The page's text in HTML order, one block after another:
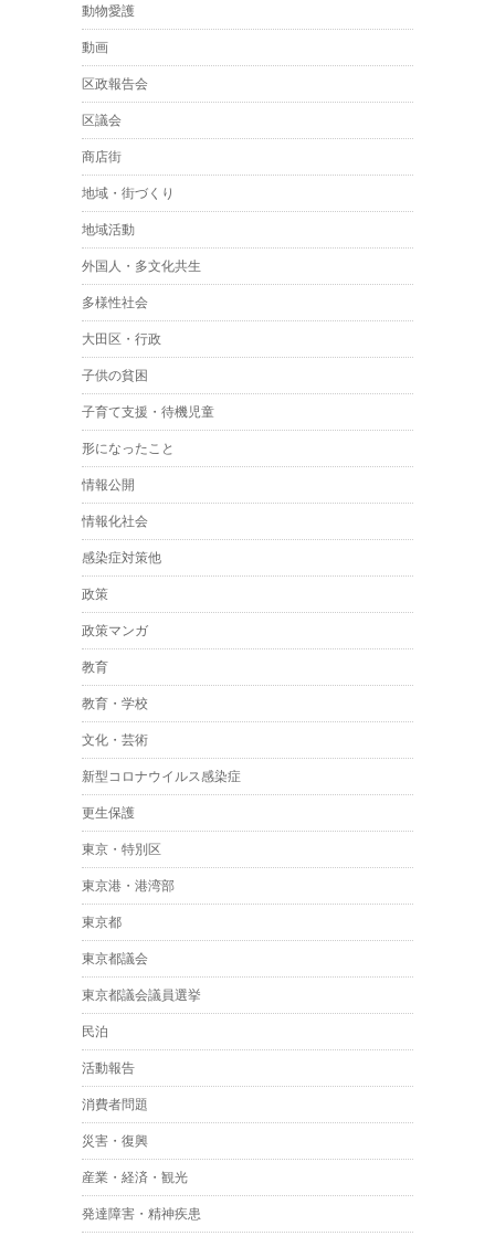
動物愛護
動画
区政報告会
区議会
商店街
地域・街づくり
地域活動
外国人・多文化共生
多様性社会
大田区・行政
子供の貧困
子育て支援・待機児童
形になったこと
情報公開
情報化社会
感染症対策他
政策
政策マンガ
教育
教育・学校
文化・芸術
新型コロナウイルス感染症
更生保護
東京・特別区
東京港・港湾部
東京都
東京都議会
東京都議会議員選挙
民泊
活動報告
消費者問題
災害・復興
産業・経済・観光
発達障害・精神疾患